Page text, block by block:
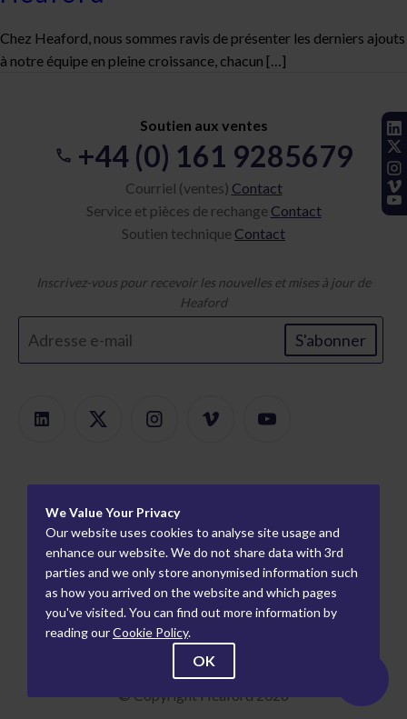
Chez Heaford, nous sommes ravis de présenter les derniers ajouts
à notre équipe en pleine croissance, chacun […]
Soutien aux ventes
+44 (0) 161 9285679
Courriel (ventes) Contact
Service et pièces de rechange Contact
Soutien technique Contact
Inscrivez-vous pour recevoir les nouvelles et mises à jour de
Heaford
S'abonner
Des produits
Recherche de produits
Montage modulaire
Monteurs de plaques
Épreuvage flexo
Épreuvage par gravure
À propos
Carrières
Comment nous
travaillons
Qui nous sommes
Information
Partenaires mondiaux
Partenaires industriels
politique de
© Copyright Heaford 2026
9 Century Park, Pacific Rd, Altrincham, Cheshire,
Angleterre, WA14 5BJ
OK
We Value Your Privacy
Our website uses cookies to analyse site usage and
enhance our website. We do not share data with 3rd
parties and we only store anonymised information such
as how you arrived on the website and which pages
you've visited. You can find out more information by
reading ourCookie Policy.